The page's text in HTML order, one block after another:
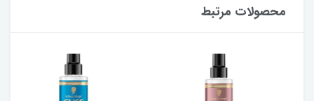
محصولات مرتبط